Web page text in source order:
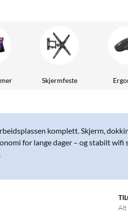
Skjermfeste
komplett. Skjerm,
for lange dager – og stabilt wifi
Alt